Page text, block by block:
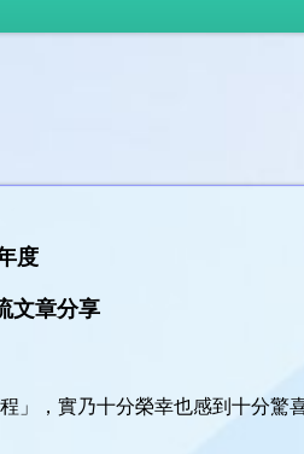
度
文章分享
」，實乃十分榮幸也感到十分驚